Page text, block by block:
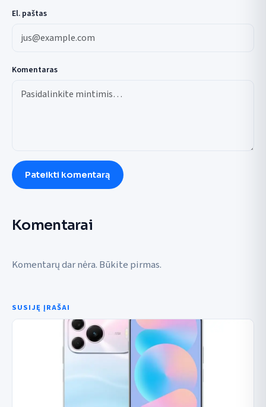
El. paštas
Komentaras
Pateikti komentarą
Komentarai
Komentarų dar nėra. Būkite pirmas.
SUSIJĘ ĮRAŠAI